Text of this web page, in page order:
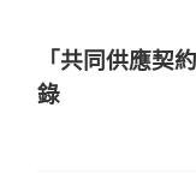
「共同供應契
錄